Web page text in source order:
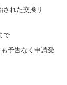
された交換リ
で
予告なく申請受